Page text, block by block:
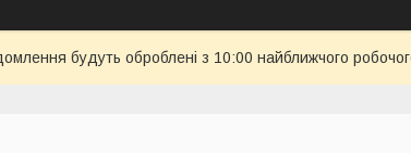
будуть оброблені з 10:00 найближчого